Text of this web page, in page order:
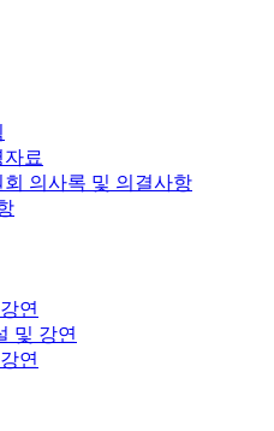
료
의사록 및 의결사항
연
및 강연
연